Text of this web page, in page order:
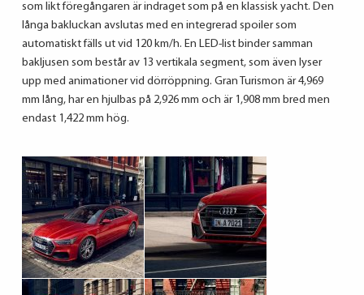
som likt föregångaren är indraget som på en klassisk yacht. Den
långa bakluckan avslutas med en integrerad spoiler som
automatiskt fälls ut vid 120 km/h. En LED-list binder samman
bakljusen som består av 13 vertikala segment, som även lyser
upp med animationer vid dörröppning. Gran Turismon är 4,969
mm lång, har en hjulbas på 2,926 mm och är 1,908 mm bred men
endast 1,422 mm hög.